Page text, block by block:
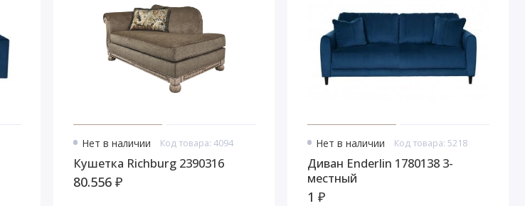
Нет в наличии Код товара: 4094
Кушетка Richburg 2390316
80.556 ₽
Нет в наличии Код товара: 5218
Диван Enderlin 1780138 3-
местный
1 ₽